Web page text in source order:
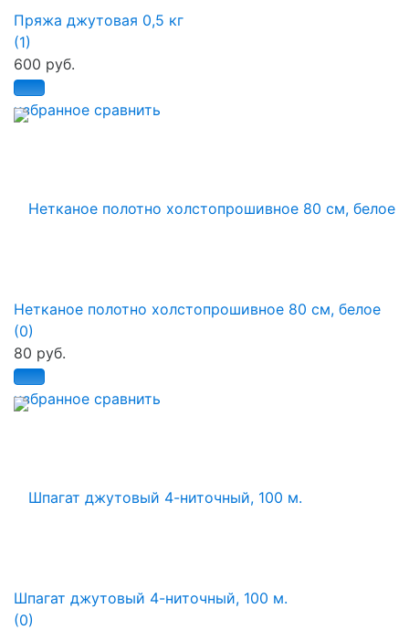
избранное сравнить
Пряжа джутовая 0,5 кг
(1)
600 руб.
избранное сравнить
Нетканое полотно холстопрошивное 80 см, белое
(0)
80 руб.
Шпагат джутовый 4-ниточный, 100 м.
(0)